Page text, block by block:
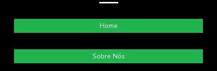
Home
Sobre Nós